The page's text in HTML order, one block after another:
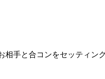
手と合コンをセッティ